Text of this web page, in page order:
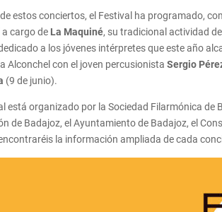
estos conciertos, el Festival ha programado,
a cargo de La Maquiné, su tradicional actividad de
a los jóvenes intérpretes que este año
a Alconchel con el joven percusionistaSergio
(9 de junio).
está organizado por la Sociedad Filarmónica
de Badajoz, el Ayuntamiento de Badajoz, el
la información ampliada de cada